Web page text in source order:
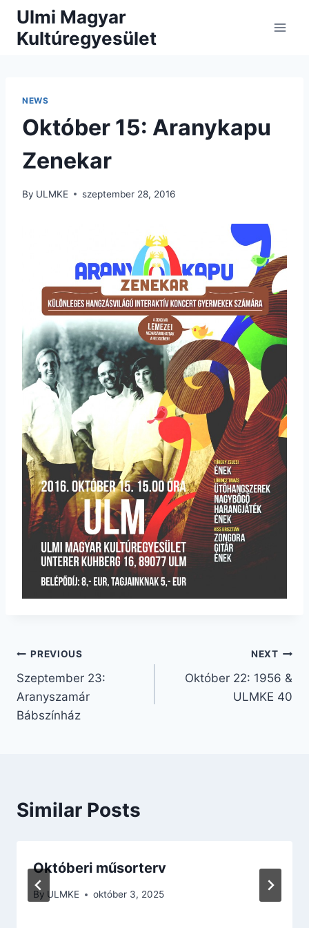
Skip
content
Ulmi Magyar
Kultúregyesület
NEWS
Október 15: Aranykapu
Zenekar
By ULMKE szeptember 28, 2016
Bejegyzés
navigáció
PREVIOUS
Szeptember 23:
Aranyszamár
Bábszínház
NEXT
Október 22: 1956 &
ULMKE 40
Similar Posts
Októberi műsorterv
By ULMKE október 3, 2025